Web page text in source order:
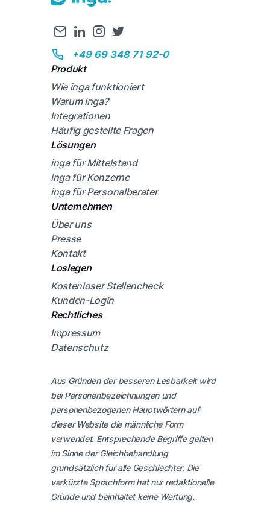
+49 69 348 71 92-0
Produkt
Wie inga funktioniert
Warum inga?
Integrationen
Häufig gestellte Fragen
Lösungen
inga für Mittelstand
inga für Konzerne
inga für Personalberater
Unternehmen
Über uns
Presse
Kontakt
Loslegen
Kostenloser Stellencheck
Kunden-Login
Rechtliches
Impressum
Datenschutz
Aus Gründen der besseren Lesbarkeit wird
bei Personenbezeichnungen und
personenbezogenen Hauptwörtern auf
dieser Website die männliche Form
verwendet. Entsprechende Begriffe gelten
im Sinne der Gleichbehandlung
grundsätzlich für alle Geschlechter. Die
verkürzte Sprachform hat nur redaktionelle
Gründe und beinhaltet keine Wertung.